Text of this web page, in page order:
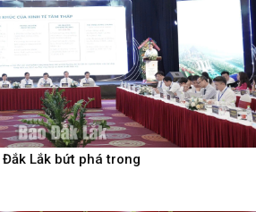
Lắk bứt phá trong